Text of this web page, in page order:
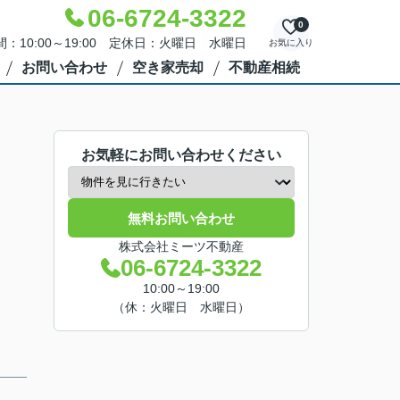
06-6724-3322
：10:00～19:00 定休日：火曜日 水曜日 お気に入り
0
お問い合わせ 空き家売却 不動産相続
お気軽にお問い合わせください
無料お問い合わせ
株式会社ミーツ不動産
06-6724-3322
10:00～19:00
（休：火曜日 水曜日）